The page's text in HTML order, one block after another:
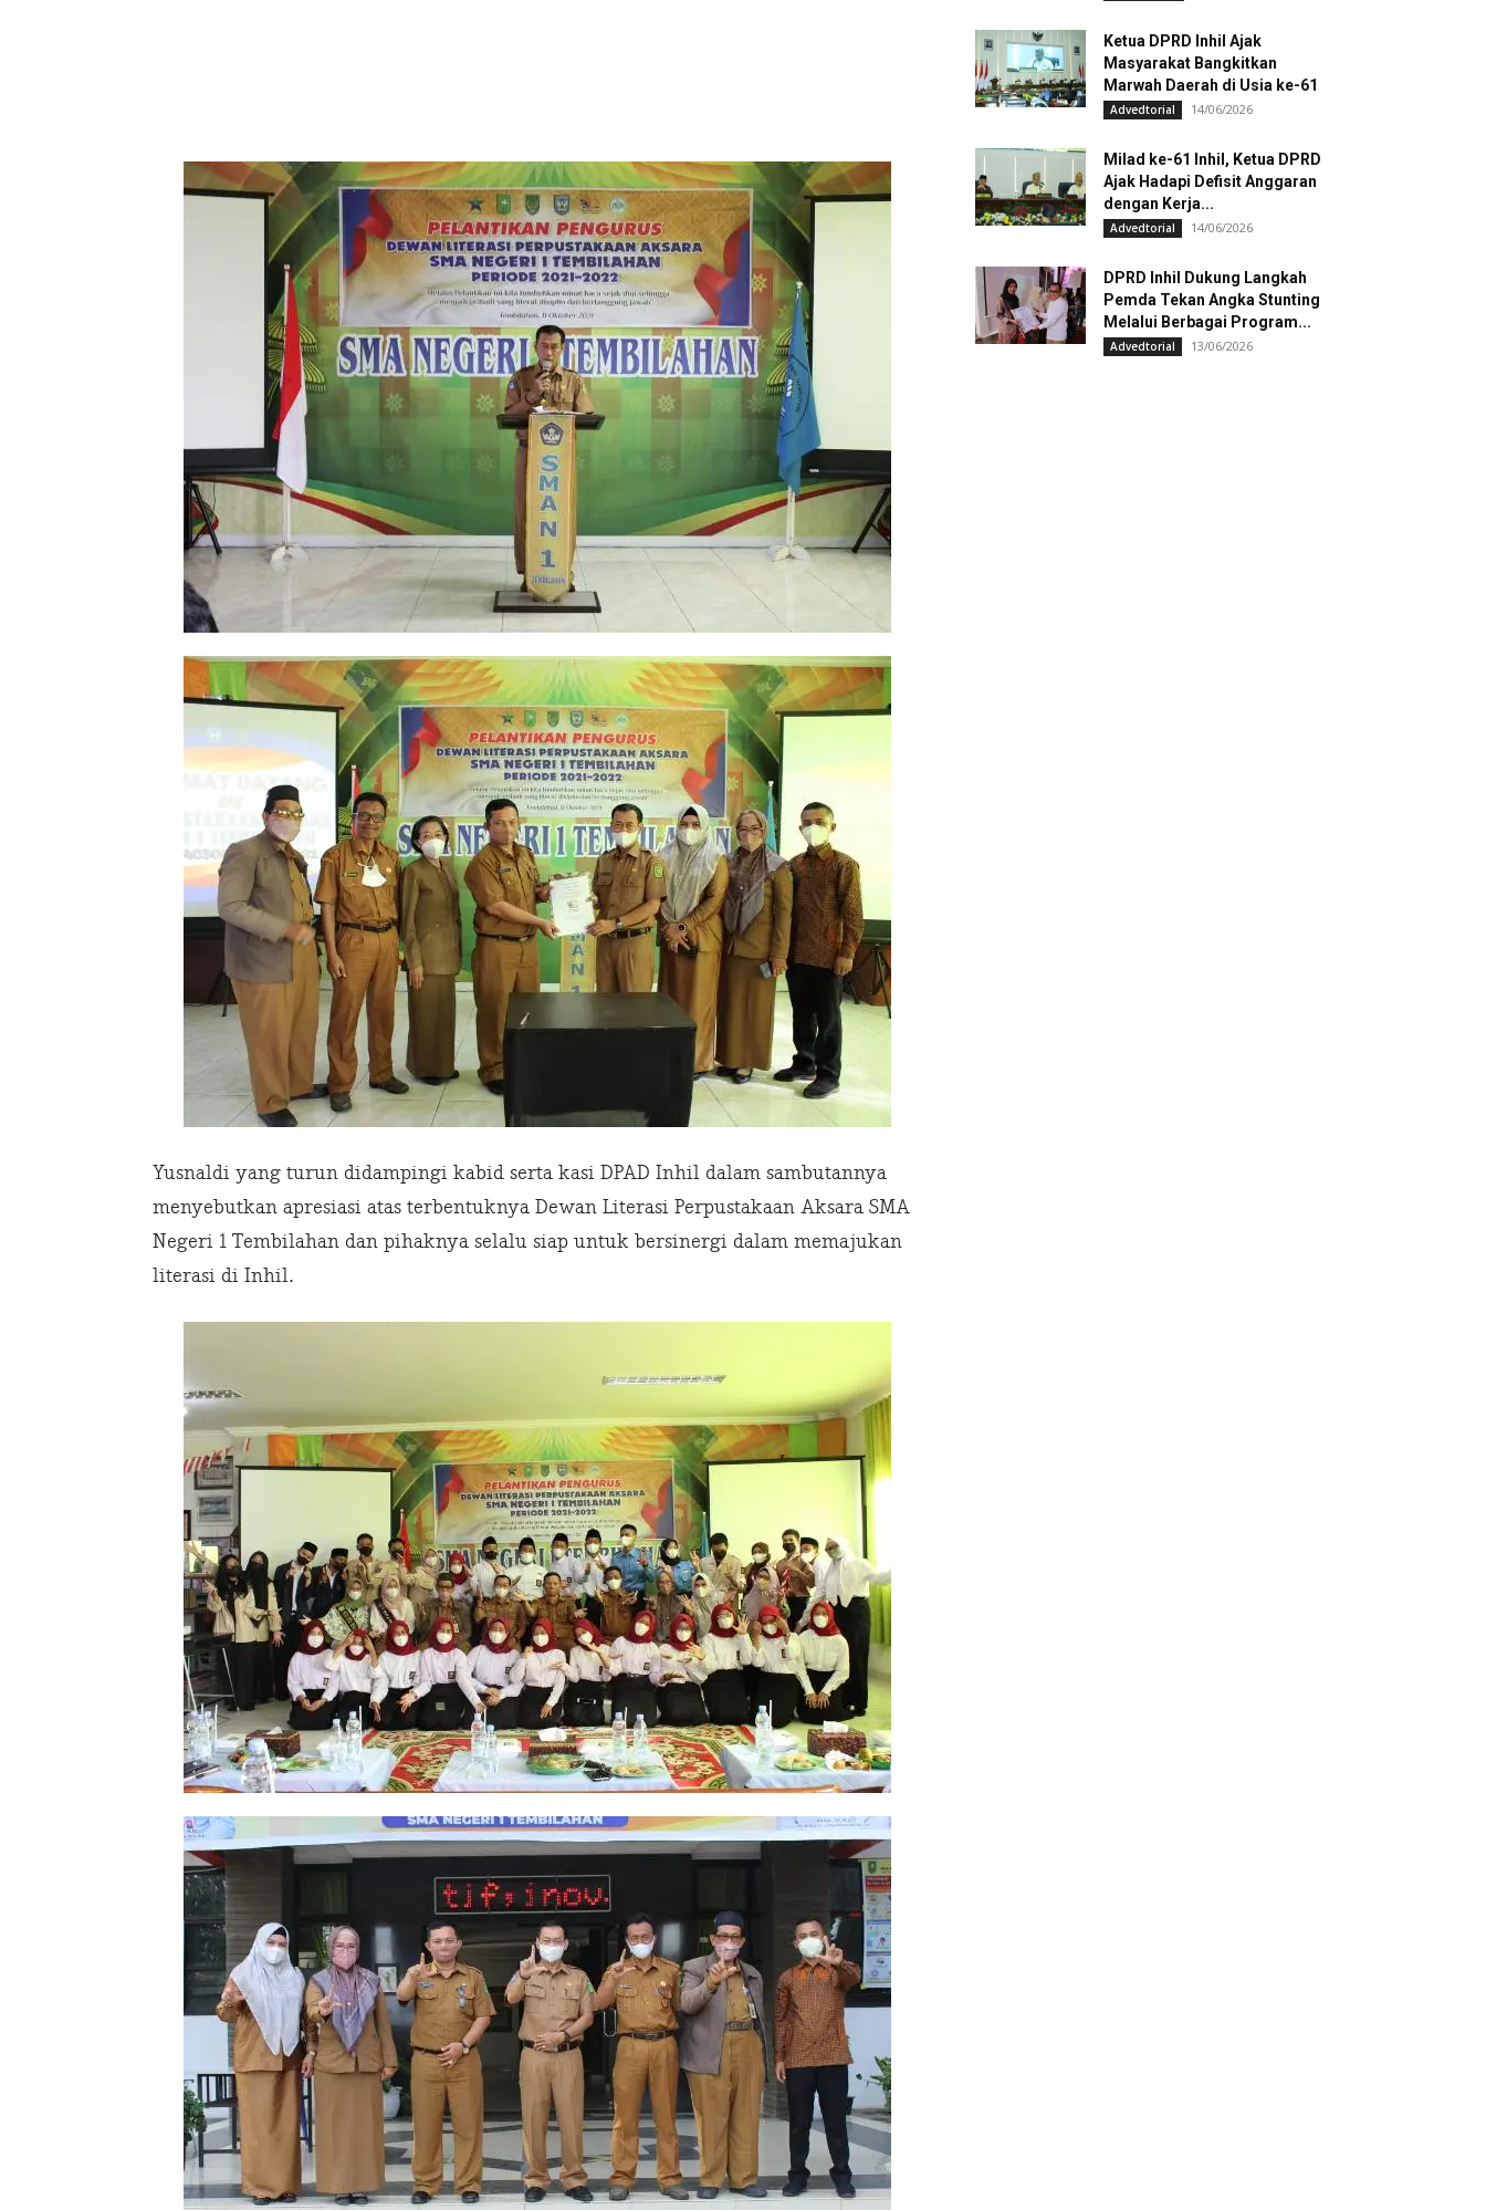
Yusnaldi yang turun didampingi kabid serta kasi DPAD Inhil dalam sambutannya
menyebutkan apresiasi atas terbentuknya Dewan Literasi Perpustakaan Aksara SMA
Negeri 1 Tembilahan dan pihaknya selalu siap untuk bersinergi dalam memajukan
literasi di Inhil.
Ketua DPRD Inhil Ajak
Masyarakat Bangkitkan
Marwah Daerah di Usia ke-61
Advedtorial 14/06/2026
Milad ke-61 Inhil, Ketua DPRD
Ajak Hadapi Defisit Anggaran
dengan Kerja...
Advedtorial 14/06/2026
DPRD Inhil Dukung Langkah
Pemda Tekan Angka Stunting
Melalui Berbagai Program...
Advedtorial 13/06/2026